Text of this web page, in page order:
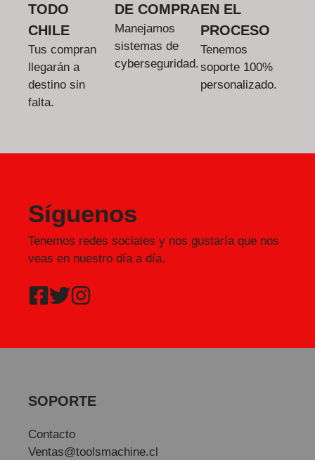
TODO
CHILE
Tus compran
llegarán a
destino sin
falta.
DE COMPRA
Manejamos
sistemas de
cyberseguridad.
EN EL
PROCESO
Tenemos
soporte 100%
personalizado.
Síguenos
Tenemos redes sociales y nos gustaría que nos
veas en nuestro día a día.
SOPORTE
Contacto
Ventas@toolsmachine.cl